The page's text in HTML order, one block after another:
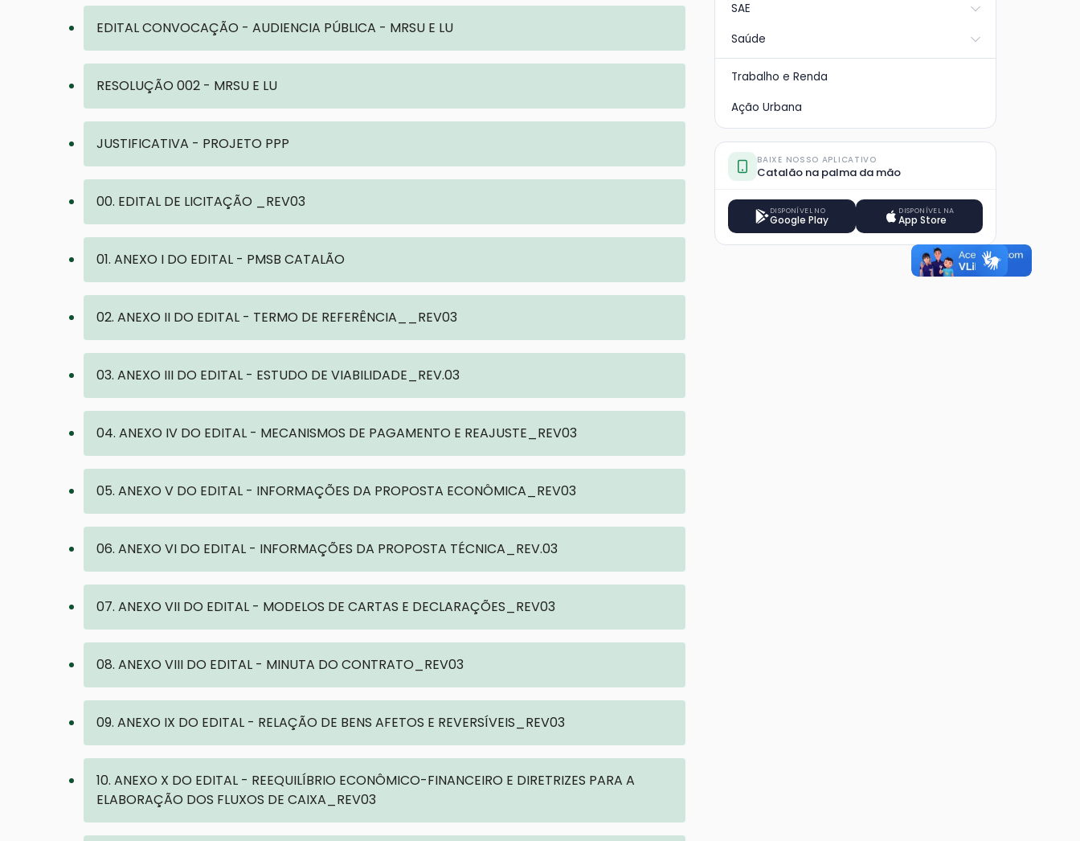
EDITAL CONVOCAÇÃO - AUDIENCIA PÚBLICA - MRSU E LU
RESOLUÇÃO 002 - MRSU E LU
JUSTIFICATIVA - PROJETO PPP
00. EDITAL DE LICITAÇÃO _REV03
01. ANEXO I DO EDITAL - PMSB CATALÃO
02. ANEXO II DO EDITAL - TERMO DE REFERÊNCIA__REV03
03. ANEXO III DO EDITAL - ESTUDO DE VIABILIDADE_REV.03
04. ANEXO IV DO EDITAL - MECANISMOS DE PAGAMENTO E REAJUSTE_REV03
05. ANEXO V DO EDITAL - INFORMAÇÕES DA PROPOSTA ECONÔMICA_REV03
06. ANEXO VI DO EDITAL - INFORMAÇÕES DA PROPOSTA TÉCNICA_REV.03
07. ANEXO VII DO EDITAL - MODELOS DE CARTAS E DECLARAÇÕES_REV03
08. ANEXO VIII DO EDITAL - MINUTA DO CONTRATO_REV03
09. ANEXO IX DO EDITAL - RELAÇÃO DE BENS AFETOS E REVERSÍVEIS_REV03
10. ANEXO X DO EDITAL - REEQUILÍBRIO ECONÔMICO-FINANCEIRO E DIRETRIZES PARA A
ELABORAÇÃO DOS FLUXOS DE CAIXA_REV03
SAE
Saúde
Trabalho e Renda
Ação Urbana
BAIXE NOSSO APLICATIVO
Catalão na palma da mão
DISPONÍVEL NO
Google Play
DISPONÍVEL NA
App Store